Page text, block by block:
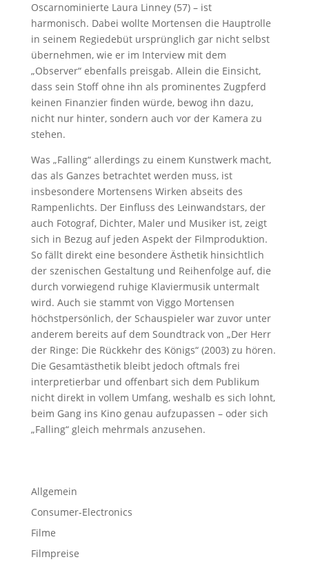
Oscarnominierte Laura Linney (57) – ist
harmonisch. Dabei wollte Mortensen die Hauptrolle
in seinem Regiedebüt ursprünglich gar nicht selbst
übernehmen, wie er im Interview mit dem
„Observer“ ebenfalls preisgab. Allein die Einsicht,
dass sein Stoff ohne ihn als prominentes Zugpferd
keinen Finanzier finden würde, bewog ihn dazu,
nicht nur hinter, sondern auch vor der Kamera zu
stehen.
Was „Falling“ allerdings zu einem Kunstwerk macht,
das als Ganzes betrachtet werden muss, ist
insbesondere Mortensens Wirken abseits des
Rampenlichts. Der Einfluss des Leinwandstars, der
auch Fotograf, Dichter, Maler und Musiker ist, zeigt
sich in Bezug auf jeden Aspekt der Filmproduktion.
So fällt direkt eine besondere Ästhetik hinsichtlich
der szenischen Gestaltung und Reihenfolge auf, die
durch vorwiegend ruhige Klaviermusik untermalt
wird. Auch sie stammt von Viggo Mortensen
höchstpersönlich, der Schauspieler war zuvor unter
anderem bereits auf dem Soundtrack von „Der Herr
der Ringe: Die Rückkehr des Königs“ (2003) zu hören.
Die Gesamtästhetik bleibt jedoch oftmals frei
interpretierbar und offenbart sich dem Publikum
nicht direkt in vollem Umfang, weshalb es sich lohnt,
beim Gang ins Kino genau aufzupassen – oder sich
„Falling“ gleich mehrmals anzusehen.
Allgemein
Consumer-Electronics
Filme
Filmpreise